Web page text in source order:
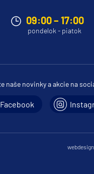
09:00 – 17:00
pondelok - piatok
naše novinky a akcie na
Facebook